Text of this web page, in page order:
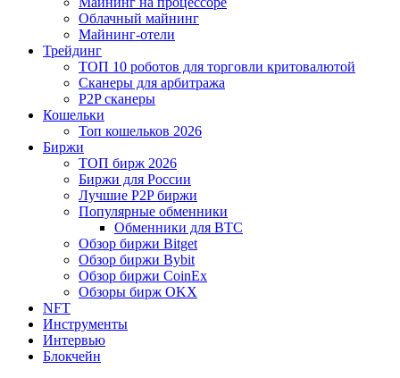
Облачный майнинг
Майнинг-отели
Трейдинг
ТОП 10 роботов для торговли критовалютой
Сканеры для арбитража
P2P сканеры
Кошельки
Топ кошельков 2026
Биржи
ТОП бирж 2026
Биржи для России
Лучшие P2P биржи
Популярные обменники
Обменники для BTC
Обзор биржи Bitget
Обзор биржи Bybit
Обзор биржи CoinEx
Обзоры бирж OKX
NFT
Инструменты
Интервью
Блокчейн